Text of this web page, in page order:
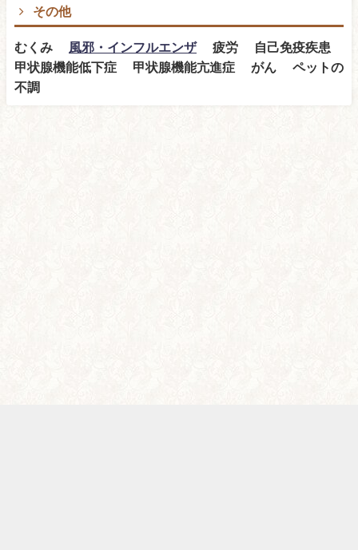
その他
むくみ 風邪・インフルエンザ疲労 自己免疫疾患
甲状腺機能低下症 甲状腺機能亢進症 がん ペットの
不調